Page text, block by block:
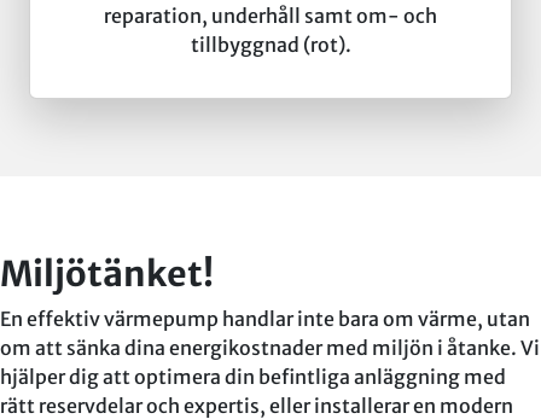
reparation, underhåll samt om- och
tillbyggnad (rot).
Miljötänket!
En effektiv värmepump handlar inte bara om värme, utan
om att sänka dina energikostnader med miljön i åtanke. Vi
hjälper dig att optimera din befintliga anläggning med
rätt reservdelar och expertis, eller installerar en modern